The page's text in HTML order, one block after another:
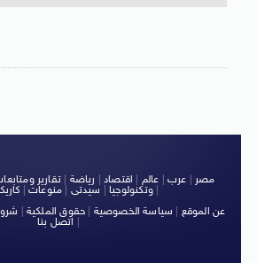
مصر عرب عالم اقتصاد رياضة |تقارير
وتكنولوجيا| سيدتى منوعات
|
عن الموقع
سياسة الخصوصية حقوق الملكية
اتصل بنا